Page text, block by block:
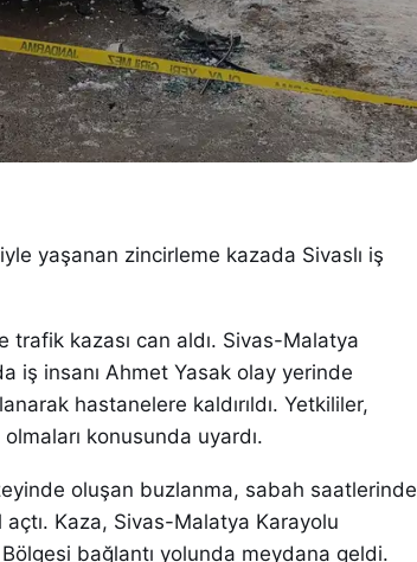
yaşanan zincirleme kazada Sivaslı iş
trafik kazası can aldı. Sivas-Malatya
iş insanı Ahmet Yasak olay yerinde
hastanelere kaldırıldı. Yetkililer,
konusunda uyardı.
oluşan buzlanma, sabah saatlerinde
Kaza, Sivas-Malatya Karayolu
bağlantı yolunda meydana geldi.